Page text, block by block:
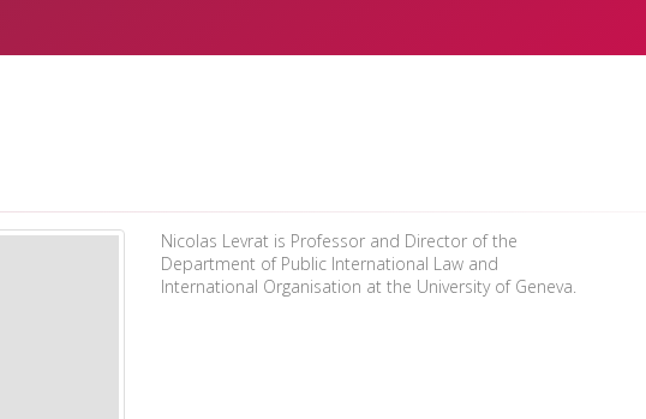
Nicolas Levrat is Professor and Director of the
Department of Public International Law and
International Organisation at the University of Geneva.